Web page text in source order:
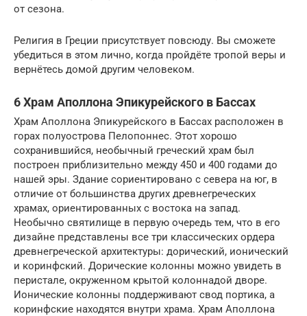
от сезона.
Религия в Греции присутствует повсюду. Вы сможете
убедиться в этом лично, когда пройдёте тропой веры и
вернётесь домой другим человеком.
6 Храм Аполлона Эпикурейского в Бассах
Храм Аполлона Эпикурейского в Бассах расположен в
горах полуострова Пелопоннес. Этот хорошо
сохранившийся, необычный греческий храм был
построен приблизительно между 450 и 400 годами до
нашей эры. Здание сориентировано с севера на юг, в
отличие от большинства других древнегреческих
храмах, ориентированных с востока на запад.
Необычно святилище в первую очередь тем, что в его
дизайне представлены все три классических ордера
древнегреческой архитектуры: дорический, ионический
и коринфский. Дорические колонны можно увидеть в
перистале, окруженном крытой колоннадой дворе.
Ионические колонны поддерживают свод портика, а
коринфские находятся внутри храма. Храм Аполлона